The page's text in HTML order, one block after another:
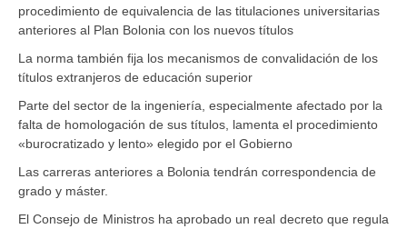
procedimiento de equivalencia de las titulaciones universitarias
anteriores al Plan Bolonia con los nuevos títulos
La norma también fija los mecanismos de convalidación de los
títulos extranjeros de educación superior
Parte del sector de la ingeniería, especialmente afectado por la
falta de homologación de sus títulos, lamenta el procedimiento
«burocratizado y lento» elegido por el Gobierno
Las carreras anteriores a Bolonia tendrán correspondencia de
grado y máster.
El Consejo de Ministros ha aprobado un real decreto que regula